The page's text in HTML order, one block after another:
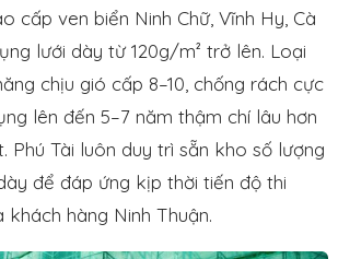
cấp ven biển Ninh Chữ, Vĩnh Hy, Cà
lưới dày từ 120g/m² trở lên. Loại
chịu gió cấp 8–10, chống rách cực
lên đến 5–7 năm thậm chí lâu hơn
Phú Tài luôn duy trì sẵn kho số lượng
để đáp ứng kịp thời tiến độ thi
hàng Ninh Thuận.